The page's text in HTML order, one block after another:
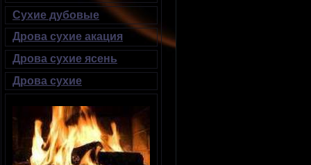
Сухие дубовые
Дрова сухие акация
Дрова сухие ясень
Дрова сухие